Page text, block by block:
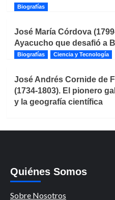
Biografías
José María Córdova
Ayacucho que desafió a
Biografías Ciencia y Tecnología
José Andrés Cornide de
(1734-1803). El pionero
y la geografía científica
Quiénes Somos
Sobre Nosotros